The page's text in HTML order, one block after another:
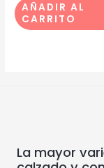
AÑADIR AL
CARRITO
La mayor